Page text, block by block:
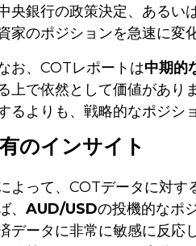
央銀行の政策決定、あるい
家のポジションを急速に変
お、COTレポートは中期的
上で依然として価値があり
るよりも、戦略的なポジシ
のインサイト
よって、COTデータに対す
、 AUD/USDの投機的なポ
データに非常に敏感に反応